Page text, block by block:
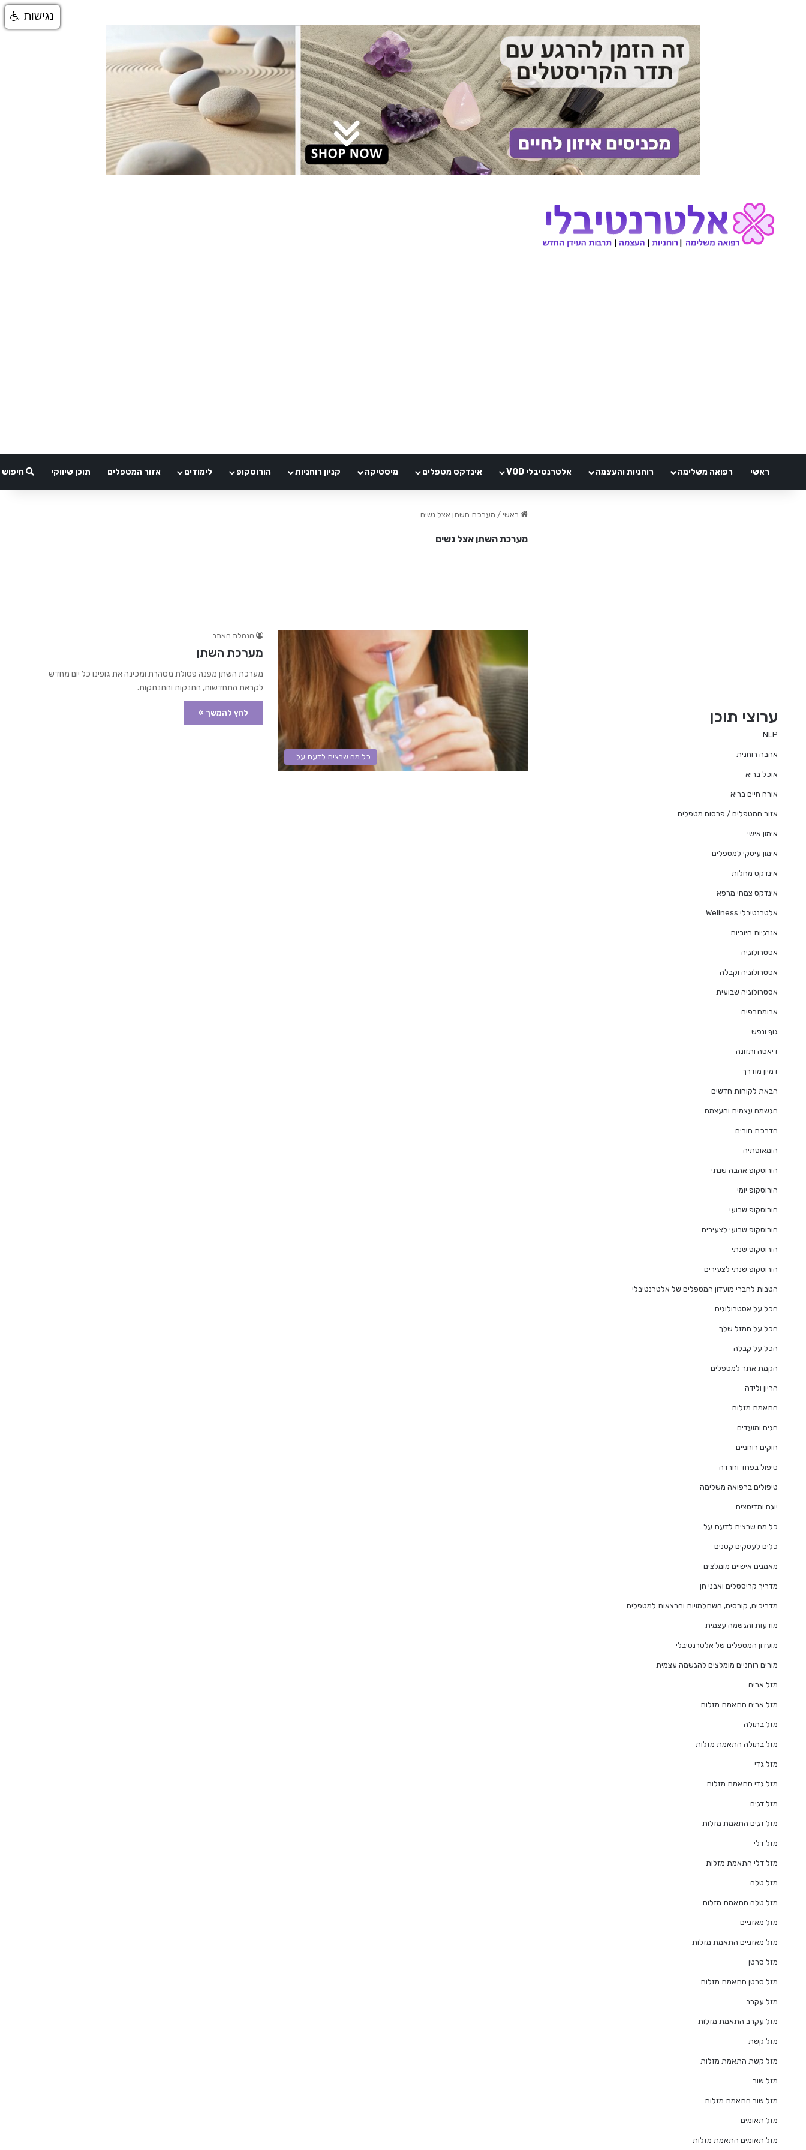
ראשי רפואה משלימה רוחניות והעצמה אלטרנטיבלי VOD אינדקס מטפלים מיסטיקה קניון רוחניות הורוסקופ לימודים אזור המטפלים תוכן שיווקי חיפוש
ראשי / מערכת השתן אצל נשים
מערכת השתן אצל נשים
כל מה שרצית לדעת על...
הנהלת האתר
מערכת השתן
מערכת השתן מפנה פסולת מטהרת ומכינה את גופינו כל יום מחדש
לקראת התחדשות, התנקות והתנתקות.
לחץ להמשך » ערוצי תוכן
NLP
אהבה רוחנית
אוכל בריא
אורח חיים בריא
אזור המטפלים / פרסום מטפלים
אימון אישי
אימון עיסקי למטפלים
אינדקס מחלות
אינדקס צמחי מרפא
אלטרנטיבלי Wellness
אנרגיות חיוביות
אסטרולוגיה
אסטרולוגיה וקבלה
אסטרולוגיה שבועית
ארומתרפיה
גוף ונפש
דיאטה ותזונה
דמיון מודרך
הבאת לקוחות חדשים
הגשמה עצמית והעצמה
הדרכת הורים
הומאופתיה
הורוסקופ אהבה שנתי
הורוסקופ יומי
הורוסקופ שבועי
הורוסקופ שבועי לצעירים
הורוסקופ שנתי
הורוסקופ שנתי לצעירים
הטבות לחברי מועדון המטפלים של אלטרנטיבלי
הכל על אסטרולוגיה
הכל על המזל שלך
הכל על קבלה
הקמת אתר למטפלים
הריון ולידה
התאמת מזלות
חגים ומועדים
חוקים רוחניים
טיפול בפחד וחרדה
טיפולים ברפואה משלימה
יוגה ומדיטציה
כל מה שרצית לדעת על…
כלים לעסקים קטנים
מאמנים אישיים מומלצים
מדריך קריסטלים ואבני חן
מדריכים, קורסים, השתלמויות והרצאות למטפלים
מודעות והגשמה עצמית
מועדון המטפלים של אלטרנטיבלי
מורים רוחניים מומלצים להגשמה עצמית
מזל אריה
מזל אריה התאמת מזלות
מזל בתולה
מזל בתולה התאמת מזלות
מזל גדי
מזל גדי התאמת מזלות
מזל דגים
מזל דגים התאמת מזלות
מזל דלי
מזל דלי התאמת מזלות
מזל טלה
מזל טלה התאמת מזלות
מזל מאזניים
מזל מאזניים התאמת מזלות
מזל סרטן
מזל סרטן התאמת מזלות
מזל עקרב
מזל עקרב התאמת מזלות
מזל קשת
מזל קשת התאמת מזלות
מזל שור
מזל שור התאמת מזלות
מזל תאומים
מזל תאומים התאמת מזלות
נגישות